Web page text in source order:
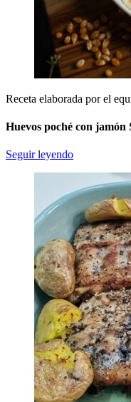
Receta elaborada por el
Huevos poché con jamón
Seguir leyendo